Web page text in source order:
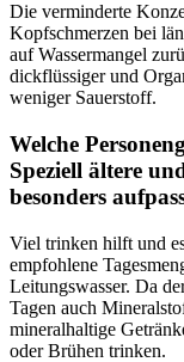
Die verminderte
Kopfschmerzen bei
auf Wassermangel
dickflüssiger und
weniger Sauerstoff.
Welche
Speziell ältere
besonders
Viel trinken hilft und
empfohlene
Leitungswasser. Da
Tagen auch
mineralhaltige
oder Brühen trinken.